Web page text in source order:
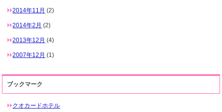
2014年11月 (2)
2014年2月 (2)
2013年12月 (4)
2007年12月 (1)
ブックマーク
クオカードホテル